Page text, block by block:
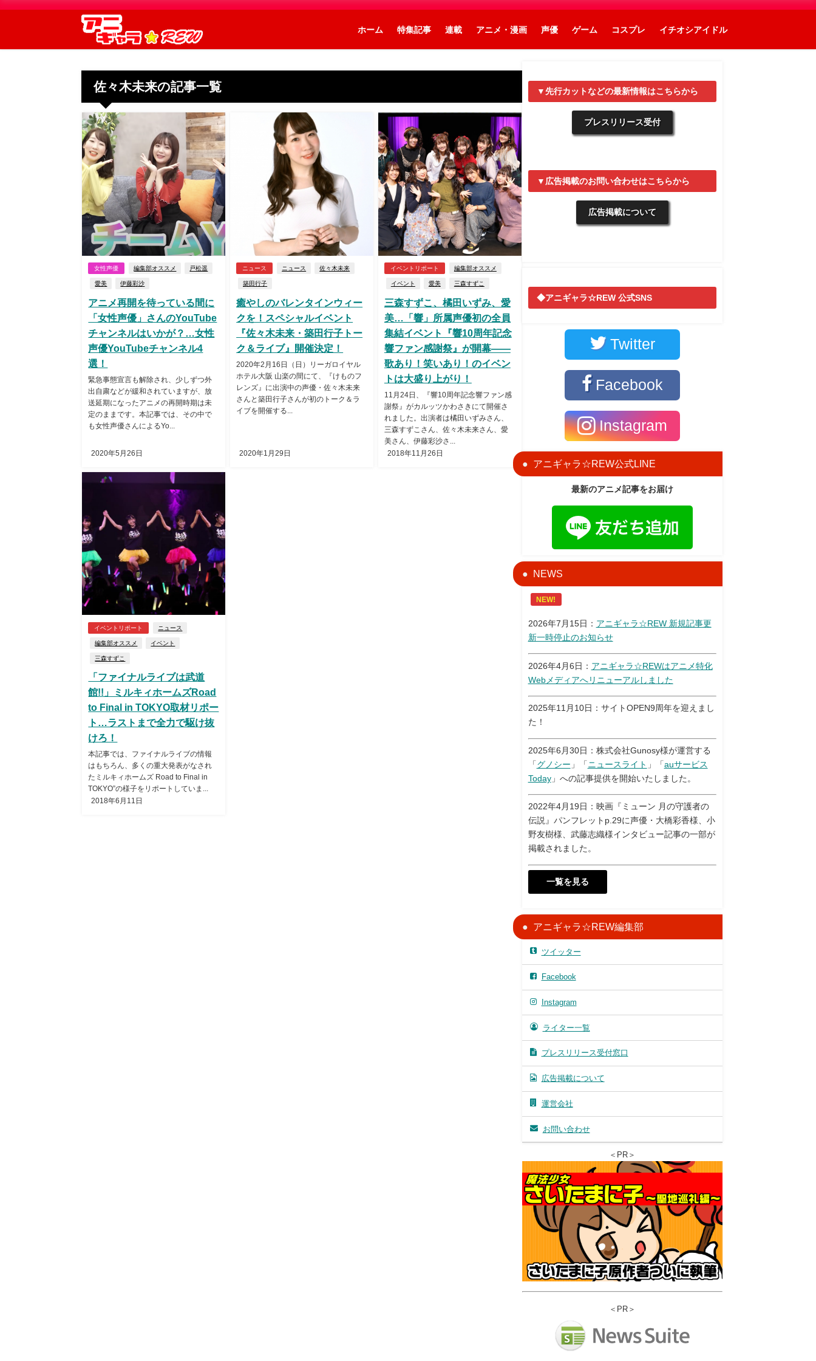
ホーム 特集記事 連載 アニメ・漫画 声優 ゲーム コスプレ イチオシアイドル
佐々木未来の記事一覧
女性声優 編集部オススメ 戸松遥
愛美 伊藤彩沙
アニメ再開を待っている間に
「女性声優」さんのYouTube
チャンネルはいかが？…女性
声優YouTubeチャンネル4
選！
緊急事態宣言も解除され、少しずつ外
出自粛などが緩和されていますが、放
送延期になったアニメの再開時期は未
定のままです。本記事では、その中で
も女性声優さんによるYo...
2020年5月26日
ニュース ニュース 佐々木未来
築田行子
癒やしのバレンタインウィー
クを！スペシャルイベント
『佐々木未来・築田行子トー
ク＆ライブ』開催決定！
2020年2月16日（日）リーガロイヤル
ホテル大阪 山楽の間にて、『けものフ
レンズ』に出演中の声優・佐々木未来
さんと築田行子さんが初のトーク＆ラ
イブを開催する...
2020年1月29日
イベントリポート 編集部オススメ
イベント 愛美 三森すずこ
三森すずこ、橘田いずみ、愛
美…「響」所属声優初の全員
集結イベント『響10周年記念
響ファン感謝祭』が開幕――
歌あり！笑いあり！のイベン
トは大盛り上がり！
11月24日、『響10周年記念響ファン感
謝祭』がカルッツかわさきにて開催さ
れました。出演者は橘田いずみさん、
三森すずこさん、佐々木未来さん、愛
美さん、伊藤彩沙さ...
2018年11月26日
イベントリポート ニュース
編集部オススメ イベント
三森すずこ
「ファイナルライブは武道
館!!」ミルキィホームズRoad
to Final in TOKYO取材リポー
ト…ラストまで全力で駆け抜
けろ！
本記事では、ファイナルライブの情報
はもちろん、多くの重大発表がなされ
たミルキィホームズ Road to Final in
TOKYO”の様子をリポートしていま...
2018年6月11日
▼先行カットなどの最新情報はこちらから
プレスリリース受付
▼広告掲載のお問い合わせはこちらから
広告掲載について
◆アニギャラ☆REW 公式SNS
Twitter
Facebook
Instagram
アニギャラ☆REW公式LINE
最新のアニメ記事をお届け
NEWS
NEW!
2026年7月15日： アニギャラ☆REW 新規記事更
新一時停止のお知らせ
2026年4月6日： アニギャラ☆REWはアニメ特化
Webメディアへリニューアルしました
2025年11月10日：サイトOPEN9周年を迎えまし
た！
2025年6月30日：株式会社Gunosy様が運営する
「 グノシー 」「 ニュースライト 」「auサービス
Today」への記事提供を開始いたしました。
2022年4月19日：映画『ミューン 月の守護者の
伝説』パンフレットp.29に声優・大橋彩香様、小
野友樹様、武藤志織様インタビュー記事の一部が
掲載されました。
一覧を見る
アニギャラ☆REW編集部
ツイッター
Facebook
Instagram
ライター一覧
プレスリリース受付窓口
広告掲載について
運営会社
お問い合わせ
＜PR＞
＜PR＞